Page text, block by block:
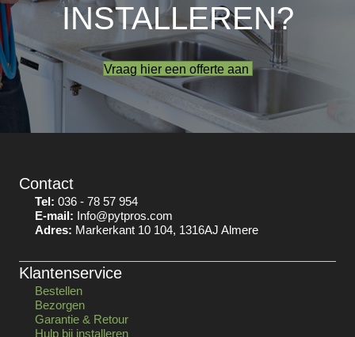
INSTALLEREN?
Vraag hier een offerte aan
Contact
Tel: 036 - 78 57 954
E-mail: Info@pytpros.com
Adres: Markerkant 10 104, 1316AJ Almere
Klantenservice
Bestellen
Bezorgen
Garantie & Retour
Hulp bij installeren